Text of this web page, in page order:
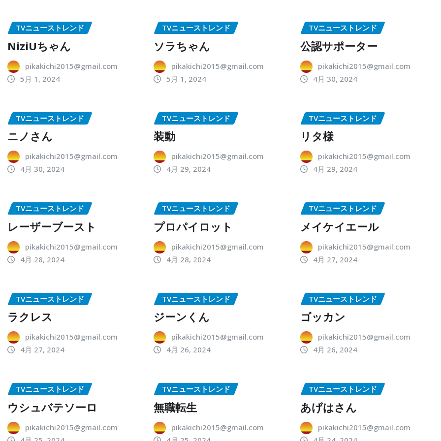
TVニューストレンド
NiziUちゃん
pikakichi2015@gmail.com
5月 1, 2024
TVニューストレンド
ソラちゃん
pikakichi2015@gmail.com
5月 1, 2024
TVニューストレンド
公認サポーター
pikakichi2015@gmail.com
4月 30, 2024
TVニューストレンド
ニノさん
pikakichi2015@gmail.com
4月 30, 2024
TVニューストレンド
装動
pikakichi2015@gmail.com
4月 29, 2024
TVニューストレンド
リタ様
pikakichi2015@gmail.com
4月 29, 2024
TVニューストレンド
レーザーブースト
pikakichi2015@gmail.com
4月 28, 2024
TVニューストレンド
プロパイロット
pikakichi2015@gmail.com
4月 28, 2024
TVニューストレンド
メイケイエール
pikakichi2015@gmail.com
4月 27, 2024
TVニューストレンド
ラクレス
pikakichi2015@gmail.com
4月 27, 2024
TVニューストレンド
ジーンくん
pikakichi2015@gmail.com
4月 26, 2024
TVニューストレンド
ゴッカン
pikakichi2015@gmail.com
4月 26, 2024
TVニューストレンド
ウシュバテソーロ
pikakichi2015@gmail.com
TVニューストレンド
無職転生
pikakichi2015@gmail.com
TVニューストレンド
あげはさん
pikakichi2015@gmail.com